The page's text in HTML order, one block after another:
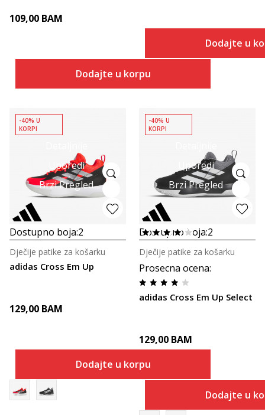
109,00 BAM
Dodajte u korpu
Dodajte u
Uporedi
Brzi Pregled
-40% U
KORPI
Dostupno boja:2
adidas Cross Em Up
Dječije patike za košarku
129,00 BAM
Dodajte u korpu
Uporedi
Brzi Pregled
-40% U
KORPI
Dostupno boja:2
Prosecna ocena:
adidas Cross Em Up Select
Dječije patike za košarku
129,00 BAM
Dodajte u